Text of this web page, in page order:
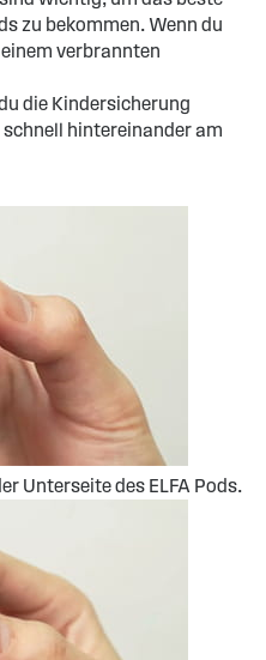
zu bekommen. Wenn du
verbrannten
die Kindersicherung
hintereinander am
Unterseite des ELFA Pods.